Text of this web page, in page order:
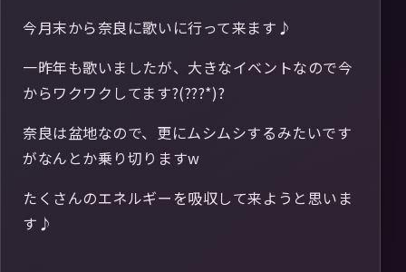
今月末から奈良に歌いに行って来ます♪
一昨年も歌いましたが、大きなイベントなので今
からワクワクしてます?(???*)?
奈良は盆地なので、更にムシムシするみたいです
がなんとか乗り切りますw
たくさんのエネルギーを吸収して来ようと思いま
す♪